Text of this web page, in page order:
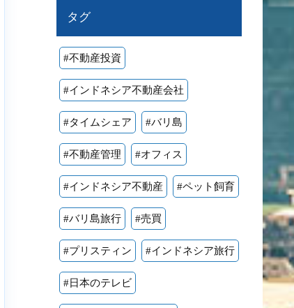
タグ
#不動産投資
#インドネシア不動産会社
#タイムシェア #バリ島
#不動産管理 #オフィス
#インドネシア不動産 #ペット飼育
#バリ島旅行 #売買
#プリスティン #インドネシア旅行
#日本のテレビ